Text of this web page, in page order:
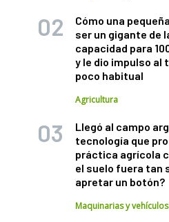
Cómo una
ser un gigante de
capacidad para
y le dio impulso al
poco habitual
Agricultura
Llegó al campo
tecnología que
práctica agrícola
el suelo fuera tan
apretar un botón?
Maquinarias y vehículos